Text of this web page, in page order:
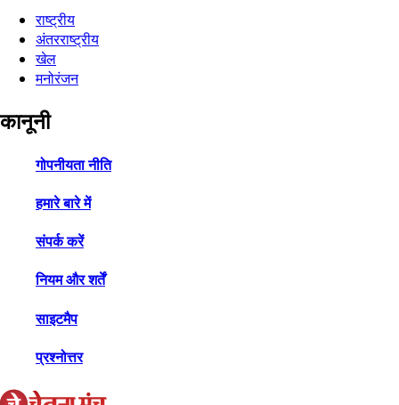
राष्ट्रीय
अंतरराष्ट्रीय
खेल
मनोरंजन
कानूनी
गोपनीयता नीति
हमारे बारे में
संपर्क करें
नियम और शर्तें
साइटमैप
प्रश्नोत्तर